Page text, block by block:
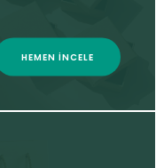
HEMEN İNCELE